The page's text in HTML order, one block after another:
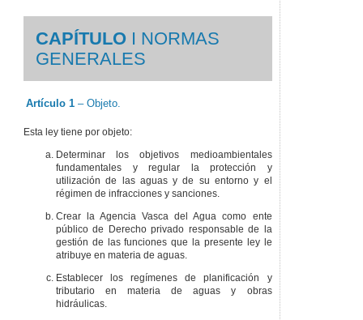
redactados en los
siguientes términos:
al Gobierno Vasco
necesarias para el
de lo dispuesto en esta
Tercera– El Gobierno
Vasco, en el plazo de
un año a partir de la
entrada en vigor de la
las normas
reglamentarias
necesarias para su
desarrollo y
cumplimiento.
Cuarta
– La presente
ley entrará en
CAPÍTULO I NORMAS
GENERALES
Artículo 1 – Objeto.
Esta ley tiene por objeto:
Determinar los objetivos medioambientales
fundamentales y regular la protección y
utilización de las aguas y de su entorno y el
régimen de infracciones y sanciones.
Crear la Agencia Vasca del Agua como ente
público de Derecho privado responsable de la
gestión de las funciones que la presente ley le
atribuye en materia de aguas.
Establecer los regímenes de planificación y
tributario en materia de aguas y obras
hidráulicas.